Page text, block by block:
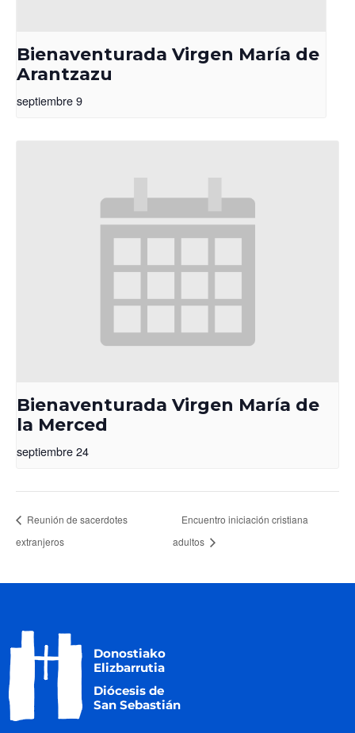
Bienaventurada Virgen María de
Arantzazu
septiembre 9
Bienaventurada Virgen María de
la Merced
septiembre 24
Reunión de sacerdotes
extranjeros
Encuentro iniciación cristiana
adultos